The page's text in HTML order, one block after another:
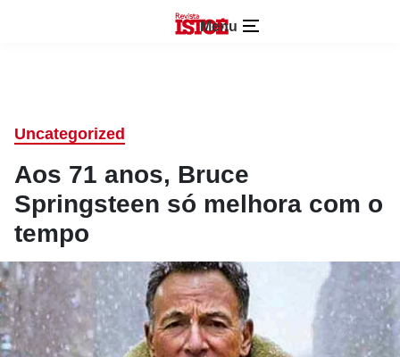
Menu
Uncategorized
Aos 71 anos, Bruce
Springsteen só melhora com o
tempo